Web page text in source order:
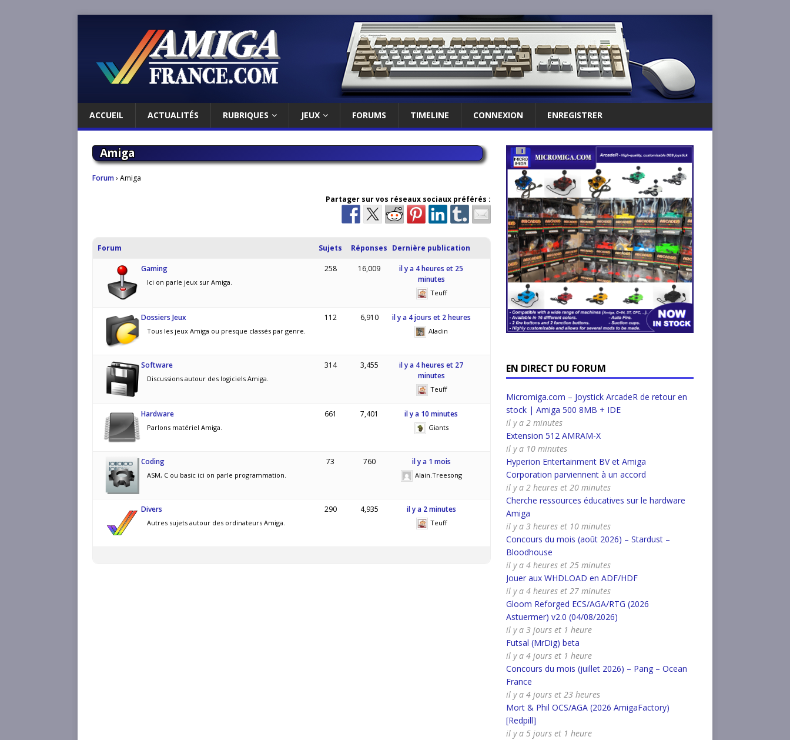
ACCUEIL ACTUALITÉS RUBRIQUES JEUX FORUMS TIMELINE CONNEXION ENREGISTRER
Amiga
Forum› Amiga
Partager sur vos réseaux sociaux préférés :
Forum Sujets Réponses Dernière publication
Gaming
Ici on parle jeux sur Amiga.
258 16,009
il y a 4 heures et 25
minutes
Teuff
Dossiers Jeux
Tous les jeux Amiga ou presque classés par genre.
112 6,910 il y a 4 jours et 2 heures
Aladin
Software
Discussions autour des logiciels Amiga.
314 3,455
il y a 4 heures et 27
minutes
Teuff
Hardware
Parlons matériel Amiga.
661 7,401 il y a 10 minutes
Giants
Coding
ASM, C ou basic ici on parle programmation.
73 760 il y a 1 mois
Alain.Treesong
Divers
Autres sujets autour des ordinateurs Amiga.
290 4,935 il y a 2 minutes
Teuff
EN DIRECT DU FORUM
Micromiga.com – Joystick ArcadeR de retour en
stock | Amiga 500 8MB + IDE
il y a 2 minutes
Extension 512 AMRAM-X
il y a 10 minutes
Hyperion Entertainment BV et Amiga
Corporation parviennent à un accord
il y a 2 heures et 20 minutes
Cherche ressources éducatives sur le hardware
Amiga
il y a 3 heures et 10 minutes
Concours du mois (août 2026) – Stardust –
Bloodhouse
il y a 4 heures et 25 minutes
Jouer aux WHDLOAD en ADF/HDF
il y a 4 heures et 27 minutes
Gloom Reforged ECS/AGA/RTG (2026
Astuermer) v2.0 (04/08/2026)
il y a 3 jours et 1 heure
Futsal (MrDig) beta
il y a 4 jours et 1 heure
Concours du mois (juillet 2026) – Pang – Ocean
France
il y a 4 jours et 23 heures
Mort & Phil OCS/AGA (2026 AmigaFactory)
[Redpill]
il y a 5 jours et 1 heure